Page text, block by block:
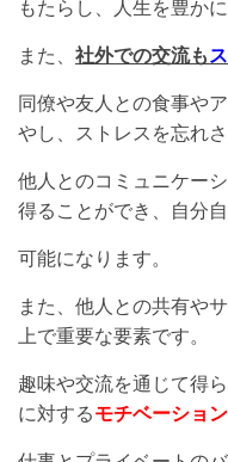
もたらし、人生を豊かに
また、 社外での交流も
同僚や友人との食事や
やし、ストレスを忘れ
他人とのコミュニケー
得ることができ、自分
可能になります。
また、他人との共有や
上で重要な要素です。
趣味や交流を通じて得
に対するモチベーショ